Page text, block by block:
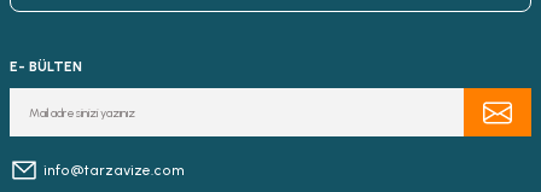
E- BÜLTEN
info@tarzavize.com